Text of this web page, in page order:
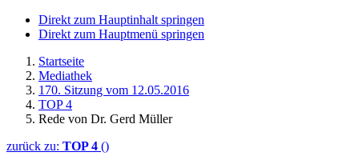
Direkt zum Hauptinhalt springen
Direkt zum Hauptmenü springen
Startseite
Mediathek
170. Sitzung vom 12.05.2016
TOP 4
Rede von Dr. Gerd Müller
zurück zu: TOP 4 ()